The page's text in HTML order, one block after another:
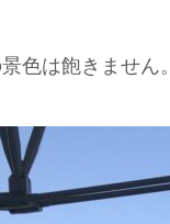
色は飽きません。